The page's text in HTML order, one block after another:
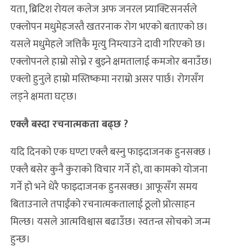
यता, ब्रिटिश रोयल कलेज अफ जनरल प्र्याक्टिसनर्सले
एक्लोपन मधुमेहजस्तै खतरनाक रोग भएको बताएको छ।
यसले मधुमेहले जत्तिकै मृत्यु निम्त्याउने दावी गरिएको छ।
एक्लोपनले हाम्रो सोच्ने र बुझ्ने क्षमतालाई कमजोर बनाउँछ।
एक्लो हुनुले हाम्रो मस्तिष्कमा नराम्रो असर पार्छ। रोगसँग
लड्ने क्षमता घट्छ।
एक्लै बस्दा रचनात्मकता बढ्छ ?
यदि दिनको एक घण्टा एक्लै बस्नु फाइदाजनक हुनसक्छ ।
एक्लै बसेर कुनै कुराको विचार गर्ने हो, वा कामको योजना
गर्ने हो भने धेरै फाइदाजनक हुनसक्छ। आफूसँग समय
बिताउनाले तपाईंको रचनात्मकतालाई ठूलो प्रोत्साहन
मिल्छ। यसले आत्मविश्वास बढाउँछ। स्वतन्त्र सोचको जन्म
हुन्छ।